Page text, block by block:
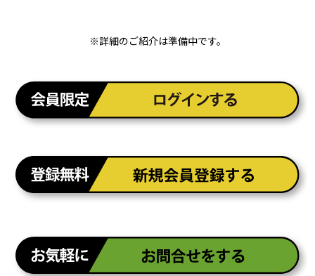
※詳細のご紹介は準備中です。